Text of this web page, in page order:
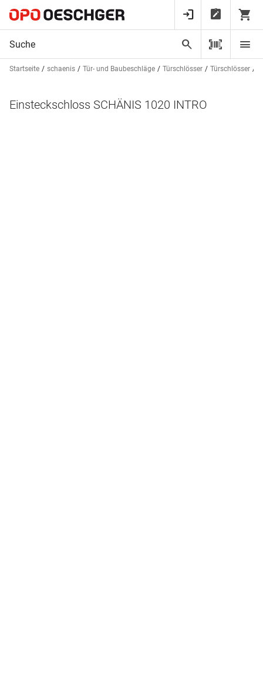
Startseite schaenis Tür- und Baubeschläge Türschlösser Türschlösser
Einsteckschloss SCHÄNIS 1020 INTRO